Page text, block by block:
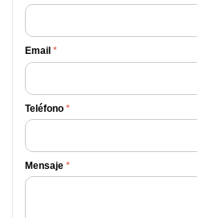
Email *
Teléfono *
Mensaje *